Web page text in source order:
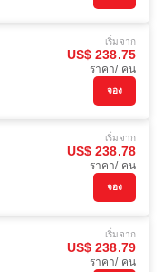
เริ่มจาก
US$ 238.75
ราคา/ คน
จอง
เริ่มจาก
US$ 238.78
ราคา/ คน
จอง
เริ่มจาก
US$ 238.79
ราคา/ คน